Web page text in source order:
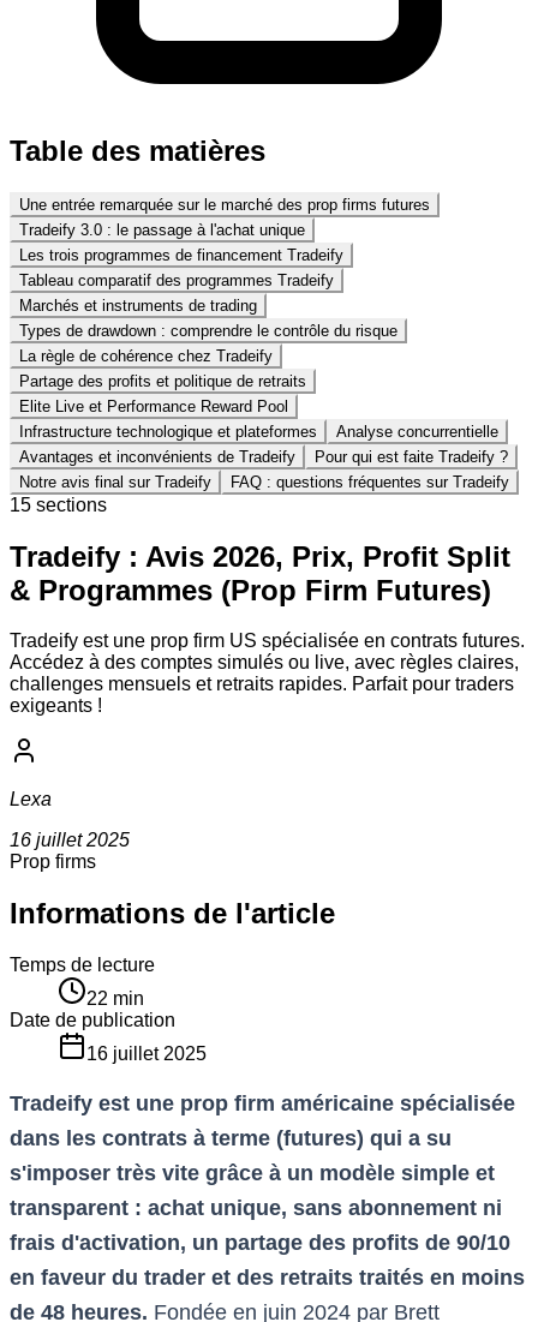
Table des matières
Une entrée remarquée sur le marché des prop firms futures
Tradeify 3.0 : le passage à l'achat unique
Les trois programmes de financement Tradeify
Tableau comparatif des programmes Tradeify
Marchés et instruments de trading
Types de drawdown : comprendre le contrôle du risque
La règle de cohérence chez Tradeify
Partage des profits et politique de retraits
Elite Live et Performance Reward Pool
Infrastructure technologique et plateformes
Analyse concurrentielle
Avantages et inconvénients de Tradeify
Pour qui est faite Tradeify ?
Notre avis final sur Tradeify
FAQ : questions fréquentes sur Tradeify
15 sections
Tradeify : Avis 2026, Prix, Profit Split
& Programmes (Prop Firm Futures)
Tradeify est une prop firm US spécialisée en contrats futures.
Accédez à des comptes simulés ou live, avec règles claires,
challenges mensuels et retraits rapides. Parfait pour traders
exigeants !
Lexa
16 juillet 2025
Prop firms
Informations de l'article
Temps de lecture
22 min
Date de publication
16 juillet 2025
Tradeify est une prop firm américaine spécialisée
dans les contrats à terme (futures) qui a su
s'imposer très vite grâce à un modèle simple et
transparent : achat unique, sans abonnement ni
frais d'activation, un partage des profits de 90/10
en faveur du trader et des retraits traités en moins
de 48 heures. Fondée en juin 2024 par Brett